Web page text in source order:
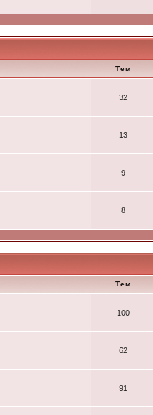
Тем
32
13
9
8
Тем
100
62
91